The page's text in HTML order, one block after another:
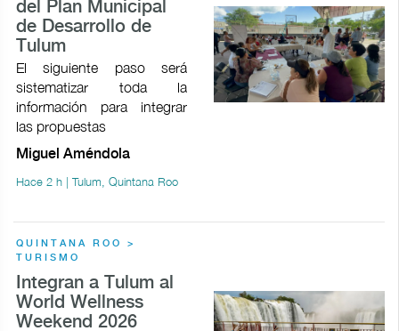
del Plan Municipal
de Desarrollo de
Tulum
El siguiente paso será
sistematizar toda la
información para integrar
las propuestas
Miguel Améndola
Hace 2 h | Tulum, Quintana Roo
QUINTANA ROO >
TURISMO
Integran a Tulum al
World Wellness
Weekend 2026